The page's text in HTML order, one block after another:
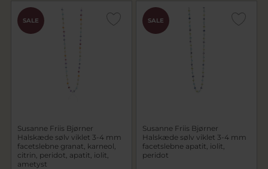
SALE
Susanne Friis Bjørner
Halskæde sølv viklet 3-4 mm
facetslebne granat, karneol,
citrin, peridot, apatit, iolit,
ametyst
SALE
Susanne Friis Bjørner
Halskæde sølv viklet 3-4 mm
facetslebne apatit, iolit,
peridot